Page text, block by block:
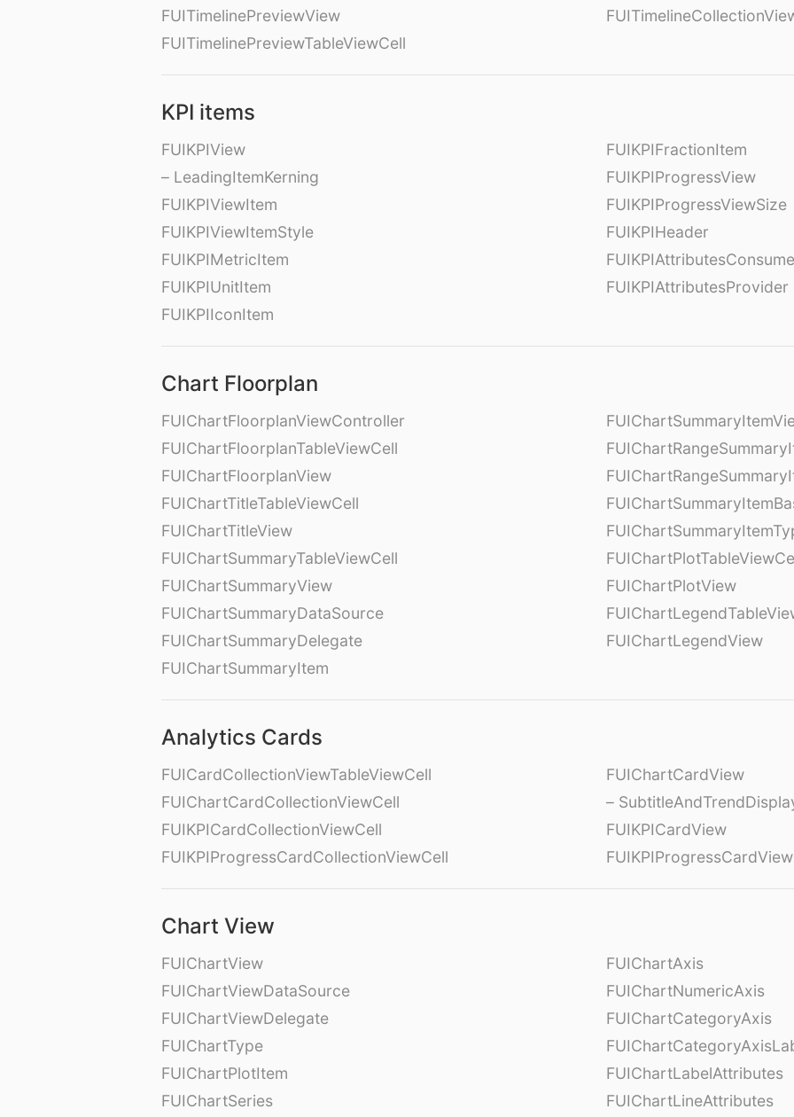
FUITimelinePreviewView
FUITimelinePreviewTableViewCell
KPI items
FUIKPIView
– LeadingItemKerning
FUIKPIViewItem
FUIKPIViewItemStyle
FUIKPIMetricItem
FUIKPIUnitItem
FUIKPIIconItem
FUIKPIFractionItem
FUIKPIProgressView
FUIKPIProgressViewSize
FUIKPIHeader
FUIKPIAttributesProvider
Chart Floorplan
FUIChartFloorplanViewController
FUIChartFloorplanTableViewCell
FUIChartFloorplanView
FUIChartTitleTableViewCell
FUIChartTitleView
FUIChartSummaryTableViewCell
FUIChartSummaryView
FUIChartSummaryDataSource
FUIChartSummaryDelegate
FUIChartSummaryItem
FUIChartPlotView
FUIChartLegendView
Analytics Cards
FUICardCollectionViewTableViewCell
FUIChartCardCollectionViewCell
FUIKPICardCollectionViewCell
FUIKPIProgressCardCollectionViewCell
FUIChartCardView
–
FUIKPICardView
FUIKPIProgressCardView
Chart View
FUIChartView
FUIChartViewDataSource
FUIChartViewDelegate
FUIChartType
FUIChartPlotItem
FUIChartSeries
FUIChartAxis
FUIChartNumericAxis
FUIChartCategoryAxis
FUIChartLabelAttributes
FUIChartLineAttributes